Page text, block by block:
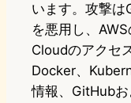
います。攻撃
を悪用し、
Cloudのアクセ
Docker、
情報、GitHub